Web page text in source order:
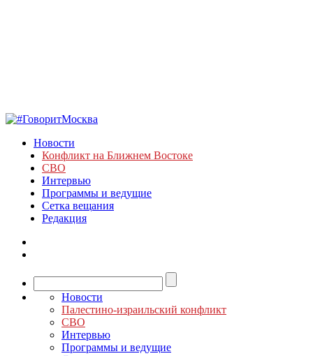
Новости
Конфликт на Ближнем Востоке
СВО
Интервью
Программы и ведущие
Сетка вещания
Редакция
Новости
Палестино-израильский конфликт
СВО
Интервью
Программы и ведущие